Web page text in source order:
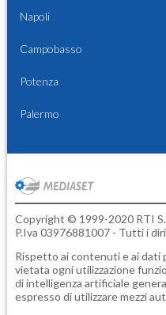
Napoli
Campobasso
Potenza
Palermo
Copyright © 1999-2020 RTI
P.Iva 03976881007 - Tutti i
Rispetto ai contenuti e ai dati
vietata ogni utilizzazione
di intelligenza artificiale
espresso di utilizzare mezzi